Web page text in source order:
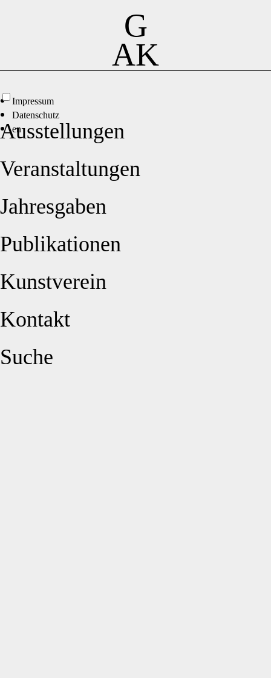
G
AK
Impressum
Datenschutz
en
Ausstellungen
Veranstaltungen
Jahresgaben
Publikationen
Kunstverein
Kontakt
Suche